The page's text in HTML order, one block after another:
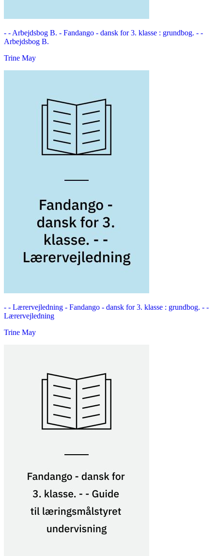
- - Arbejdsbog B. - Fandango - dansk for 3. klasse : grundbog. - -
Arbejdsbog B.
Trine May
- - Lærervejledning - Fandango - dansk for 3. klasse : grundbog. - -
Lærervejledning
Trine May